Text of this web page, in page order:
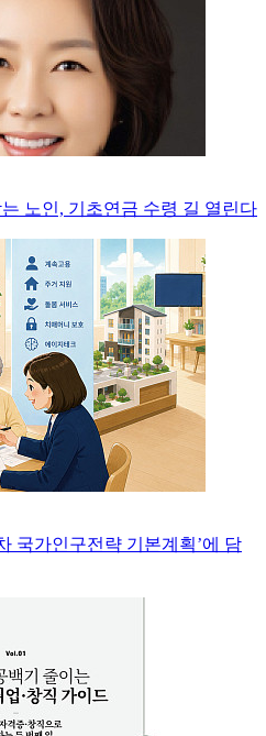
노인, 기초연금 수령 길 열린다
국가인구전략 기본계획’에 담